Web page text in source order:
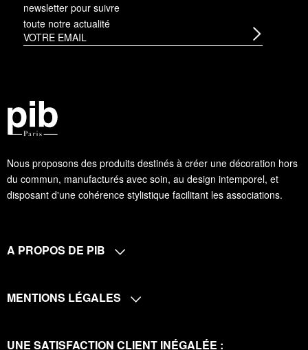
Nous proposons des produits destinés à créer une décoration hors
du commun, manufacturés avec soin, au design intemporel, et
disposant d'une cohérence stylistique facilitant les associations.
newsletter pour suivre
toute notre actualité
A PROPOS DE PIB
MENTIONS LÉGALES
UNE SATISFACTION CLIENT INÉGALÉE :